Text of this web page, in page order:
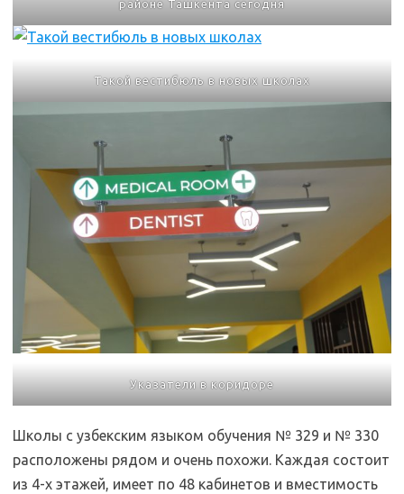
районе Ташкента сегодня
Такой вестибюль в новых школах
Указатели в коридоре
Школы с узбекским языком обучения № 329 и № 330
расположены рядом и очень похожи. Каждая состоит
из 4-х этажей, имеет по 48 кабинетов и вместимость